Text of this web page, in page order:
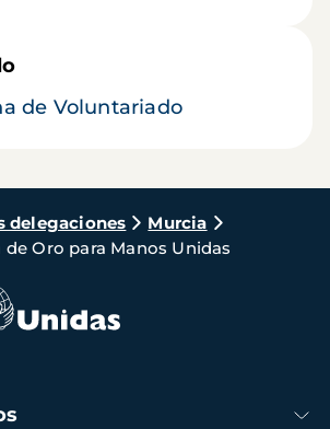
de Voluntariado
delegaciones
Murcia
de Oro para Manos Unidas